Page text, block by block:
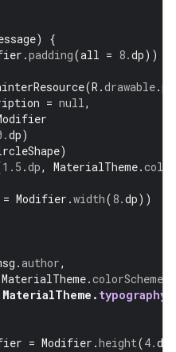
)
{
.padding(all = 8.dp))
(R .drawable.
= null,
dp)
)
1.5 .dp, MaterialTheme.
= Modifier .width(8.dp))
.author,
MaterialTheme.colorScheme
MaterialTheme . typography
= Modifier .height(4.dp